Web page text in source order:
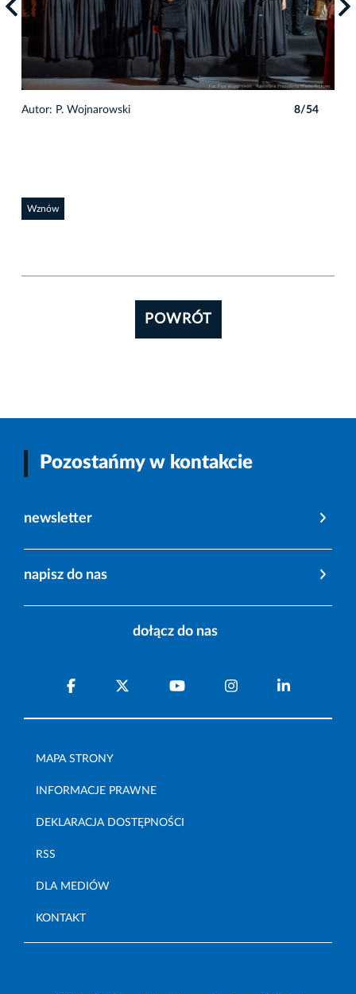
Autor: P. Wojnarowski 8/54
Wznów
POWRÓT
Pozostańmy w kontakcie
newsletter
napisz do nas
dołącz do nas
MAPA STRONY
INFORMACJE PRAWNE
DEKLARACJA DOSTĘPNOŚCI
RSS
DLA MEDIÓW
KONTAKT